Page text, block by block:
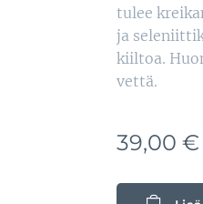
tulee
ja
kiiltoa.
vettä.
39,00 €